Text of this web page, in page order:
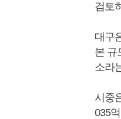
검토
대구
본 규
소라
시중
035